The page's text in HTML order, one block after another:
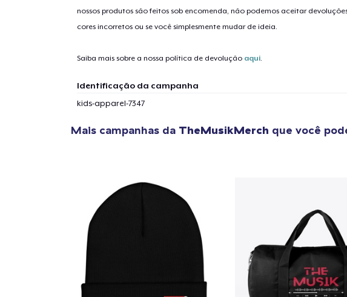
nossos produtos são feitos sob encomenda, não podemos aceitar
cores incorretos ou se você simplesmente mudar de ideia.
Saiba mais sobre a nossa política de devolução aqui.
Identificação da campanha
kids-apparel-7347
Mais campanhas da TheMusikMerch que você
1artigo adicionado
US$ 34,99